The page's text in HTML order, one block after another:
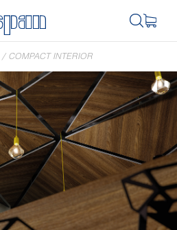
/ COMPACT INTERIOR